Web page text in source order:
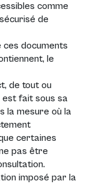
comme
de
ces documents
le
de tout ou
fait sous sa
la mesure où la
certaines
pas être
imposé par la